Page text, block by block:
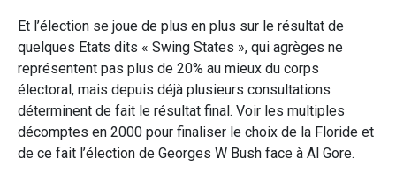
Et l’élection se joue de plus en plus sur le résultat de
quelques Etats dits « Swing States », qui agrèges ne
représentent pas plus de 20% au mieux du corps
électoral, mais depuis déjà plusieurs consultations
déterminent de fait le résultat final. Voir les multiples
décomptes en 2000 pour finaliser le choix de la Floride et
de ce fait l’élection de Georges W Bush face à Al Gore.